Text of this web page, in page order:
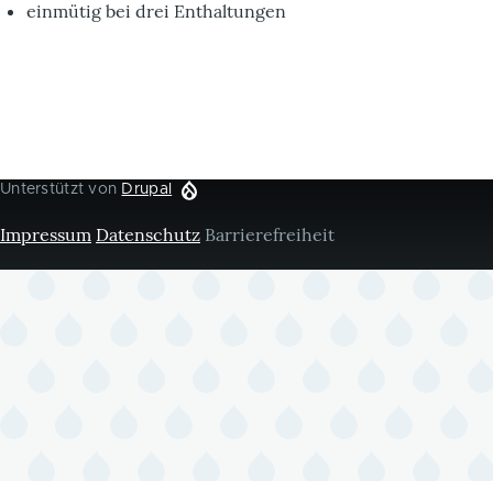
einmütig bei drei Enthaltungen
Unterstützt von Drupal
Impressum Datenschutz Barrierefreiheit